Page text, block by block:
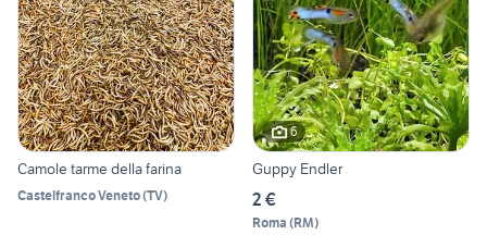
Camole tarme della farina
Castelfranco Veneto(TV)
6
Guppy Endler
2 €
Roma (RM)